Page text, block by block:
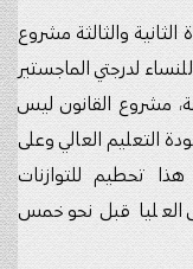
والثالثة مشروع
لدرجتي الماجستير
مشروع القانون ليس
التعليم العالي وعلى
تحطيم للتوازنات
العليا قبل نحو خمس